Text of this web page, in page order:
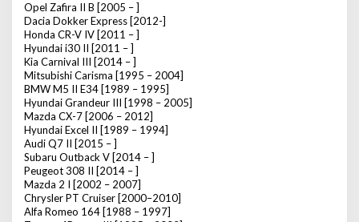
Opel Zafira II B [2005 – ]
Dacia Dokker Express [2012-]
Honda CR-V IV [2011 – ]
Hyundai i30 II [2011 – ]
Kia Carnival III [2014 – ]
Mitsubishi Carisma [1995 – 2004]
BMW M5 II E34 [1989 – 1995]
Hyundai Grandeur III [1998 – 2005]
Mazda CX-7 [2006 – 2012]
Hyundai Excel II [1989 – 1994]
Audi Q7 II [2015 – ]
Subaru Outback V [2014 – ]
Peugeot 308 II [2014 – ]
Mazda 2 I [2002 – 2007]
Chrysler PT Cruiser [2000–2010]
Alfa Romeo 164 [1988 – 1997]